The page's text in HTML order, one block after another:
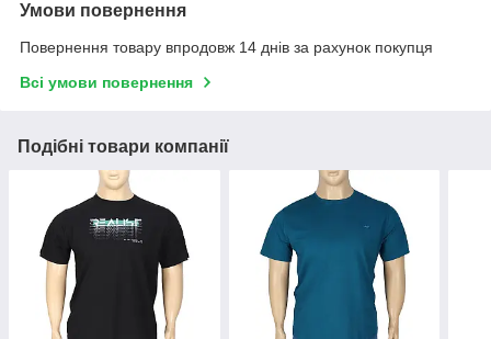
Умови повернення
Повернення товару впродовж 14 днів за рахунок покупця
Всі умови повернення
Подібні товари компанії